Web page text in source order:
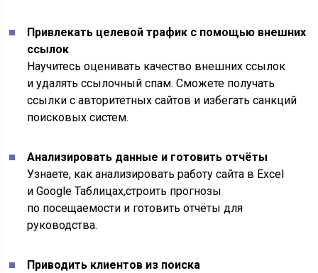
Привлекать целевой трафик с помощью внешних
ссылок
Научитесь оценивать качество внешних ссылок
и удалять ссылочный спам. Сможете получать
ссылки с авторитетных сайтов и избегать санкций
поисковых систем.
Анализировать данные и готовить отчёты
Узнаете, как анализировать работу сайта в Excel
и Google Таблицах,строить прогнозы
по посещаемости и готовить отчёты для
руководства.
Приводить клиентов из поиска